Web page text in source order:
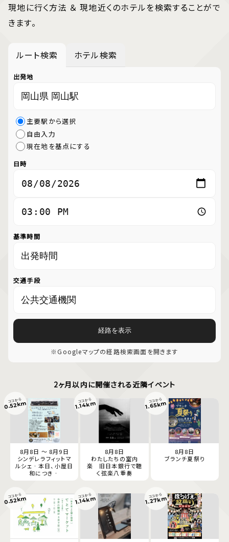
現地に行く方法 ＆ 現地近くのホテルを検索することがで
きます。
ルート検索 ホテル検索
出発地
主要駅から選択
自由入力
現在地を基点にする
日時
基準時間
交通手段
経路を表示
※Googleマップの経路検索画面を開きます
2ヶ月以内に開催される近隣イベント
8月8日 ～ 8月9日
シンデレラフィットマ
ルシェ‐本日、小屋日
和につき‐
ココから
0.52km
8月8日
わたしたちの室内
楽 旧日本銀行で聴
く弦楽八重奏
ココから
1.14km
8月8日
ブランチ夏祭り
ココから
1.65km
ココから
0.52km ココから
1.14km ココから
1.27km